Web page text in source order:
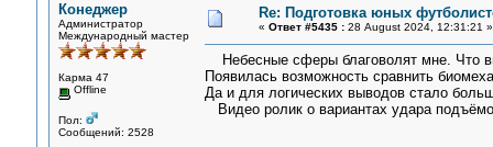
Конеджер
Администратор
Международный мастер
Карма 47
Offline
Пол:
Сообщений: 2528
Re: Подготовка юных
« Ответ #5435 :28 August 2024, 12:31:21 »
Небесные сферы благоволят мне. Что
Появилась возможность сравнить
Да и для логических выводов стало
Видео ролик о вариантах удара